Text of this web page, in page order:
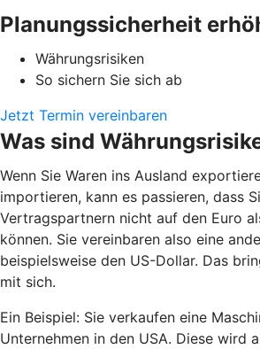
Planungssicherheit
Währungsrisiken
So sichern Sie sich ab
Jetzt Termin vereinbaren
Was sind
Wenn Sie Waren ins Ausland
importieren, kann es passieren, dass
Vertragspartnern nicht auf den Euro
können. Sie vereinbaren also eine
beispielsweise den US-Dollar. Das
mit sich.
Ein Beispiel: Sie verkaufen eine
Unternehmen in den USA. Diese wird